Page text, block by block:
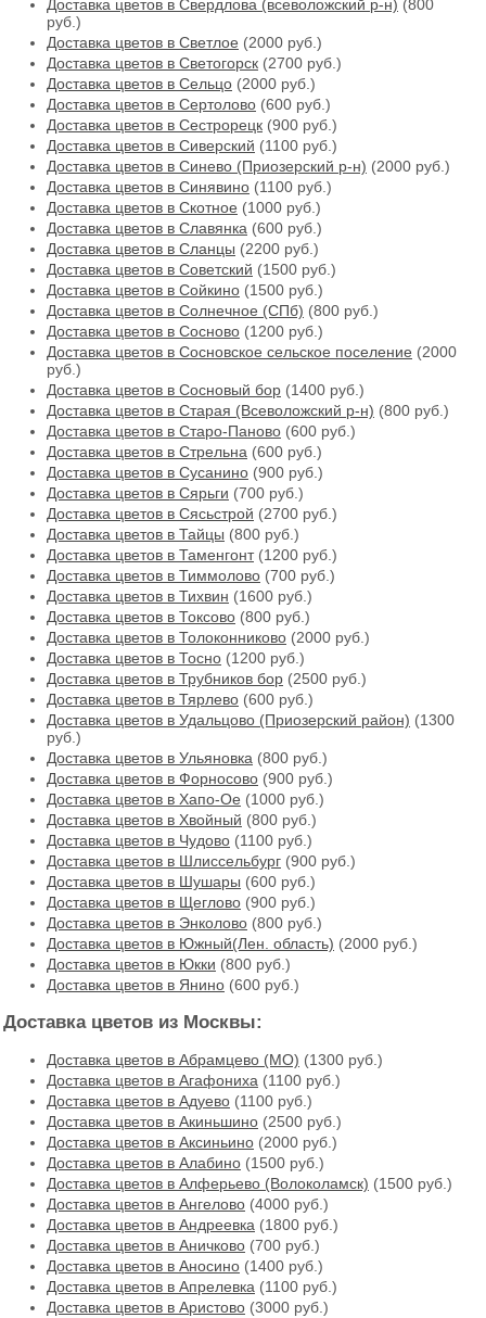
Доставка цветов в Свердлова (всеволожский р-н) (800
руб.)
Доставка цветов в Светлое (2000 руб.)
Доставка цветов в Светогорск (2700 руб.)
Доставка цветов в Сельцо (2000 руб.)
Доставка цветов в Сертолово (600 руб.)
Доставка цветов в Сестрорецк (900 руб.)
Доставка цветов в Сиверский (1100 руб.)
Доставка цветов в Синево (Приозерский р-н) (2000 руб.)
Доставка цветов в Синявино (1100 руб.)
Доставка цветов в Скотное (1000 руб.)
Доставка цветов в Славянка (600 руб.)
Доставка цветов в Сланцы (2200 руб.)
Доставка цветов в Советский (1500 руб.)
Доставка цветов в Сойкино (1500 руб.)
Доставка цветов в Солнечное (СПб) (800 руб.)
Доставка цветов в Сосново (1200 руб.)
Доставка цветов в Сосновское сельское поселение (2000
руб.)
Доставка цветов в Сосновый бор (1400 руб.)
Доставка цветов в Старая (Всеволожский р-н) (800 руб.)
Доставка цветов в Старо-Паново (600 руб.)
Доставка цветов в Стрельна (600 руб.)
Доставка цветов в Сусанино (900 руб.)
Доставка цветов в Сярьги (700 руб.)
Доставка цветов в Сясьстрой (2700 руб.)
Доставка цветов в Тайцы (800 руб.)
Доставка цветов в Таменгонт(1200 руб.)
Доставка цветов в Тиммолово (700 руб.)
Доставка цветов в Тихвин (1600 руб.)
Доставка цветов в Токсово (800 руб.)
Доставка цветов в Толоконниково (2000 руб.)
Доставка цветов в Тосно (1200 руб.)
Доставка цветов в Трубников бор (2500 руб.)
Доставка цветов в Тярлево (600 руб.)
Доставка цветов в Удальцово (Приозерский район) (1300
руб.)
Доставка цветов в Ульяновка (800 руб.)
Доставка цветов в Форносово (900 руб.)
Доставка цветов в Хапо-Ое (1000 руб.)
Доставка цветов в Хвойный (800 руб.)
Доставка цветов в Чудово (1100 руб.)
Доставка цветов в Шлиссельбург (900 руб.)
Доставка цветов в Шушары (600 руб.)
Доставка цветов в Щеглово (900 руб.)
Доставка цветов в Энколово (800 руб.)
Доставка цветов в Южный(Лен. область) (2000 руб.)
Доставка цветов в Юкки (800 руб.)
Доставка цветов в Янино (600 руб.)
Доставка цветов из Москвы:
Доставка цветов в Абрамцево (МО) (1300 руб.)
Доставка цветов в Агафониха (1100 руб.)
Доставка цветов в Адуево (1100 руб.)
Доставка цветов в Акиньшино (2500 руб.)
Доставка цветов в Аксиньино (2000 руб.)
Доставка цветов в Алабино (1500 руб.)
Доставка цветов в Алферьево (Волоколамск) (1500 руб.)
Доставка цветов в Ангелово (4000 руб.)
Доставка цветов в Андреевка (1800 руб.)
Доставка цветов в Аничково (700 руб.)
Доставка цветов в Аносино (1400 руб.)
Доставка цветов в Апрелевка (1100 руб.)
Доставка цветов в Аристово (3000 руб.)